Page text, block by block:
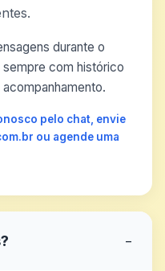
durante o
com histórico
pelo chat, envie
ou agende uma
−